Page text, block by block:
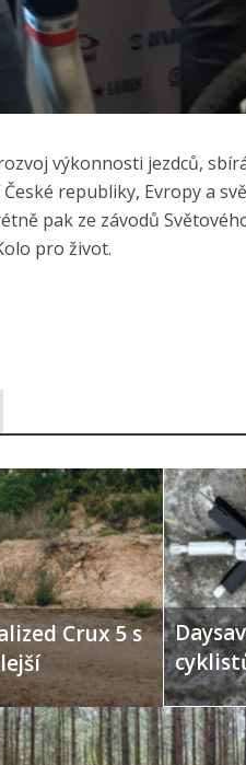
výkonnosti jezdců,
republiky, Evropy a
pak ze závodů
pro život.
Crux 5 s